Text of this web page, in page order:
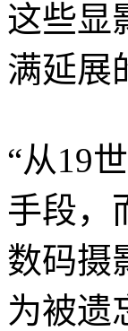
这些显
满延展
“从19
手段，
数码摄
为被遗